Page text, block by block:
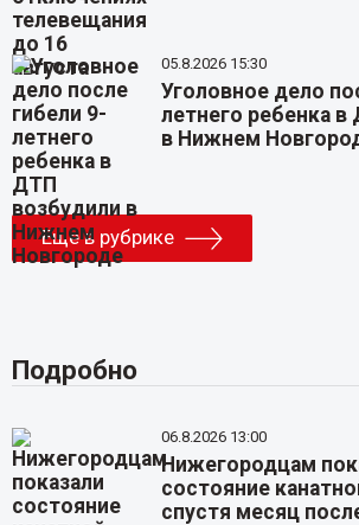
05.8.2026 15:30
Уголовное дело
летнего ребенка
в Нижнем
Еще в рубрике
Подробно
06.8.2026 13:00
Нижегородцам
состояние
спустя месяц